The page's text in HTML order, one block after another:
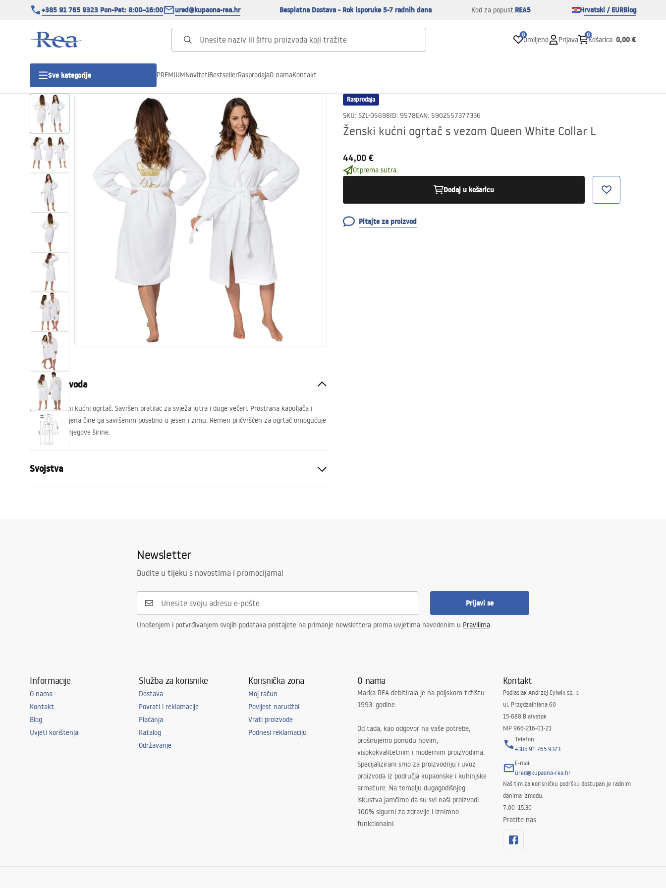
+385 91 765 9323 Pon-Pet: 8:00–16:00 ured@kupaona-rea.hr Besplatna Dostava - Rok isporuke 5-7 radnih dana Kod za popust:REA5 Hrvatski / EURBlog
0
Omiljeno Prijava
0
Košarica: 0,00 €
Sve kategorije
Tuš kabine
Tuš vrata
Umivaonici
Kade i paravani
Miješalice, pipe, slavine
Tuševi
Kuhinja
Pribor i kupaonski namještaj
PREMIUMNovitetiBestsellerRasprodajaO namaKontakt
Rasprodaja
SKU: SZL-05698ID: 9578EAN: 5902557377336
Ženski kućni ogrtač s vezom Queen White Collar L
44,00 €
Otprema sutra.
Dodaj u košaricu
Pitajte za proizvod
Opis proizvoda
Mekani, plišani kućni ogrtač. Savršen pratilac za svježa jutra i duge večeri. Prostrana kapuljača i
dužina do koljena čine ga savršenim posebno u jesen i zimu. Remen pričvršćen za ogrtač omogućuje
podešavanje njegove širine.
Svojstva
Bez kapuljače
Da
Queen
24 mjeseca
Newsletter
Budite u tijeku s novostima i promocijama!
Prijavi se
Unošenjem i potvrđivanjem svojih podataka pristajete na primanje newslettera prema uvjetima navedenim u Pravilima.
Informacije
O nama
Kontakt
Blog
Uvjeti korištenja
Služba za korisnike
Dostava
Povrati i reklamacije
Plaćanja
Katalog
Održavanje
Korisnička zona
Moj račun
Povijest narudžbi
Vrati proizvode
Podnesi reklamaciju
O nama
Marka REA debitirala je na poljskom tržištu
1993. godine.
Od tada, kao odgovor na vaše potrebe,
proširujemo ponudu novim,
visokokvalitetnim i modernim proizvodima.
Specijalizirani smo za proizvodnju i uvoz
proizvoda iz područja kupaonske i kuhinjske
armature. Na temelju dugogodišnjeg
iskustva jamčimo da su svi naši proizvodi
100% sigurni za zdravlje i iznimno
funkcionalni.
Kontakt
Podlasiak Andrzej Cylwik sp. k.
ul. Przędzalniana 60
15-688 Białystok
NIP 966-216-01-21
Telefon
+385 91 765 9323
E-mail
ured@kupaona-rea.hr
Naš tim za korisničku podršku dostupan je radnim
danima između:
7:00–15:30
Pratite nas